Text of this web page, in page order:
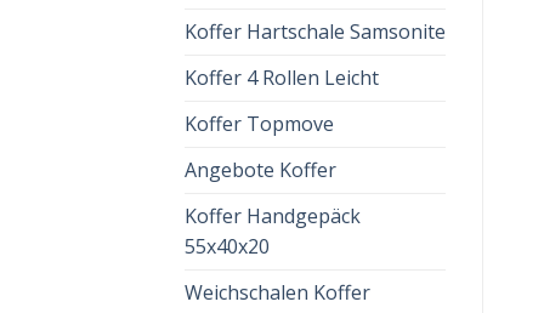
Koffer Hartschale Samsonite
Koffer 4 Rollen Leicht
Koffer Topmove
Angebote Koffer
Koffer Handgepäck
55x40x20
Weichschalen Koffer